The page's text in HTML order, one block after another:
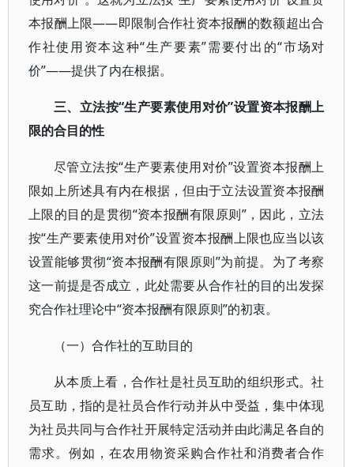
本报酬上限——即限制合作社资本报酬的数额超出合
作社使用资本这种“生产要素”需要付出的“市场对
价”——提供了内在根据。
三、立法按“生产要素使用对价”设置资本报酬上
限的合目的性
尽管立法按“生产要素使用对价”设置资本报酬上
限如上所述具有内在根据，但由于立法设置资本报酬
上限的目的是贯彻“资本报酬有限原则”，因此，立法
按“生产要素使用对价”设置资本报酬上限也应当以该
设置能够贯彻“资本报酬有限原则”为前提。为了考察
这一前提是否成立，此处需要从合作社的目的出发探
究合作社理论中“资本报酬有限原则”的初衷。
（一）合作社的互助目的
从本质上看，合作社是社员互助的组织形式。社
员互助，指的是社员合作行动并从中受益，集中体现
为社员共同与合作社开展特定活动并由此满足各自的
需求。例如，在农用物资采购合作社和消费者合作